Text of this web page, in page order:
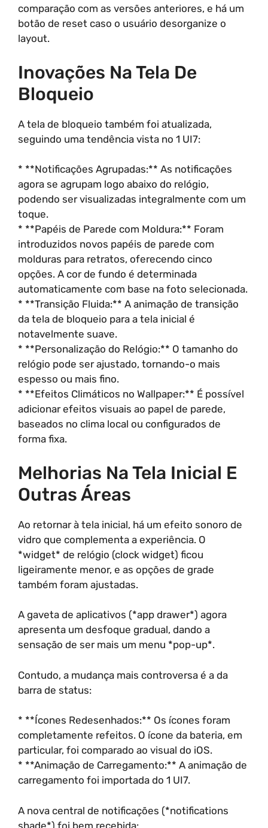
comparação com as versões anteriores, e há um
botão de reset caso o usuário desorganize o
layout.
Inovações Na Tela De
Bloqueio
A tela de bloqueio também foi atualizada,
seguindo uma tendência vista no 1 UI7:
* **Notificações Agrupadas:** As notificações
agora se agrupam logo abaixo do relógio,
podendo ser visualizadas integralmente com um
toque.
* **Papéis de Parede com Moldura:** Foram
introduzidos novos papéis de parede com
molduras para retratos, oferecendo cinco
opções. A cor de fundo é determinada
automaticamente com base na foto selecionada.
* **Transição Fluida:** A animação de transição
da tela de bloqueio para a tela inicial é
notavelmente suave.
* **Personalização do Relógio:** O tamanho do
relógio pode ser ajustado, tornando-o mais
espesso ou mais fino.
* **Efeitos Climáticos no Wallpaper:** É possível
adicionar efeitos visuais ao papel de parede,
baseados no clima local ou configurados de
forma fixa.
Melhorias Na Tela Inicial E
Outras Áreas
Ao retornar à tela inicial, há um efeito sonoro de
vidro que complementa a experiência. O
*widget* de relógio (clock widget) ficou
ligeiramente menor, e as opções de grade
também foram ajustadas.
A gaveta de aplicativos (*app drawer*) agora
apresenta um desfoque gradual, dando a
sensação de ser mais um menu *pop-up*.
Contudo, a mudança mais controversa é a da
barra de status:
* **Ícones Redesenhados:** Os ícones foram
completamente refeitos. O ícone da bateria, em
particular, foi comparado ao visual do iOS.
* **Animação de Carregamento:** A animação de
carregamento foi importada do 1 UI7.
A nova central de notificações (*notifications
shade*) foi bem recebida: